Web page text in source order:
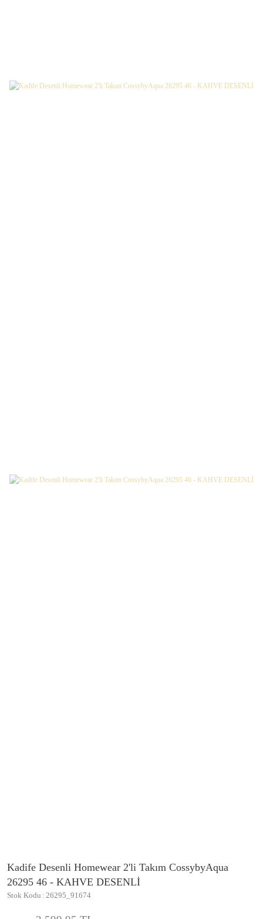
Kadife Desenli Homewear 2'li Takım CossybyAqua
26295 46 - KAHVE DESENLİ
Stok Kodu 26295_91674